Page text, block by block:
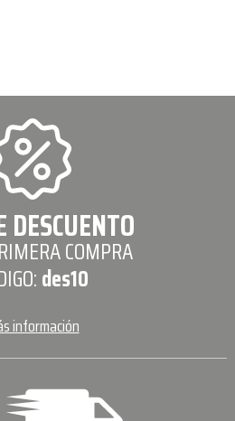
COMPRA
des10
información